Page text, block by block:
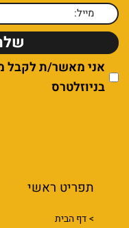
אני מאשר/ת לקבל
בניוזלטרס
תפריט ראשי
דף הבית